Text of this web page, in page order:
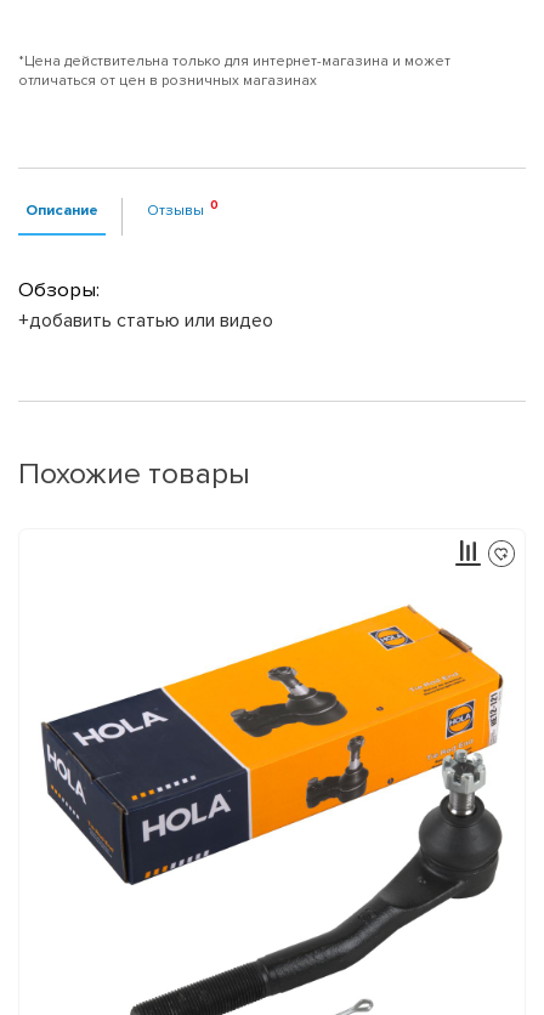
*Цена действительна только для интернет-магазина и может
отличаться от цен в розничных магазинах
Описание Отзывы
Обзоры:
+добавить статью или видео
Похожие товары